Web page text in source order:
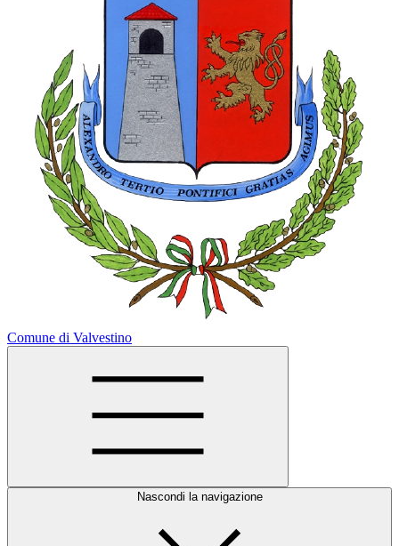
Comune di Valvestino
Nascondi la navigazione